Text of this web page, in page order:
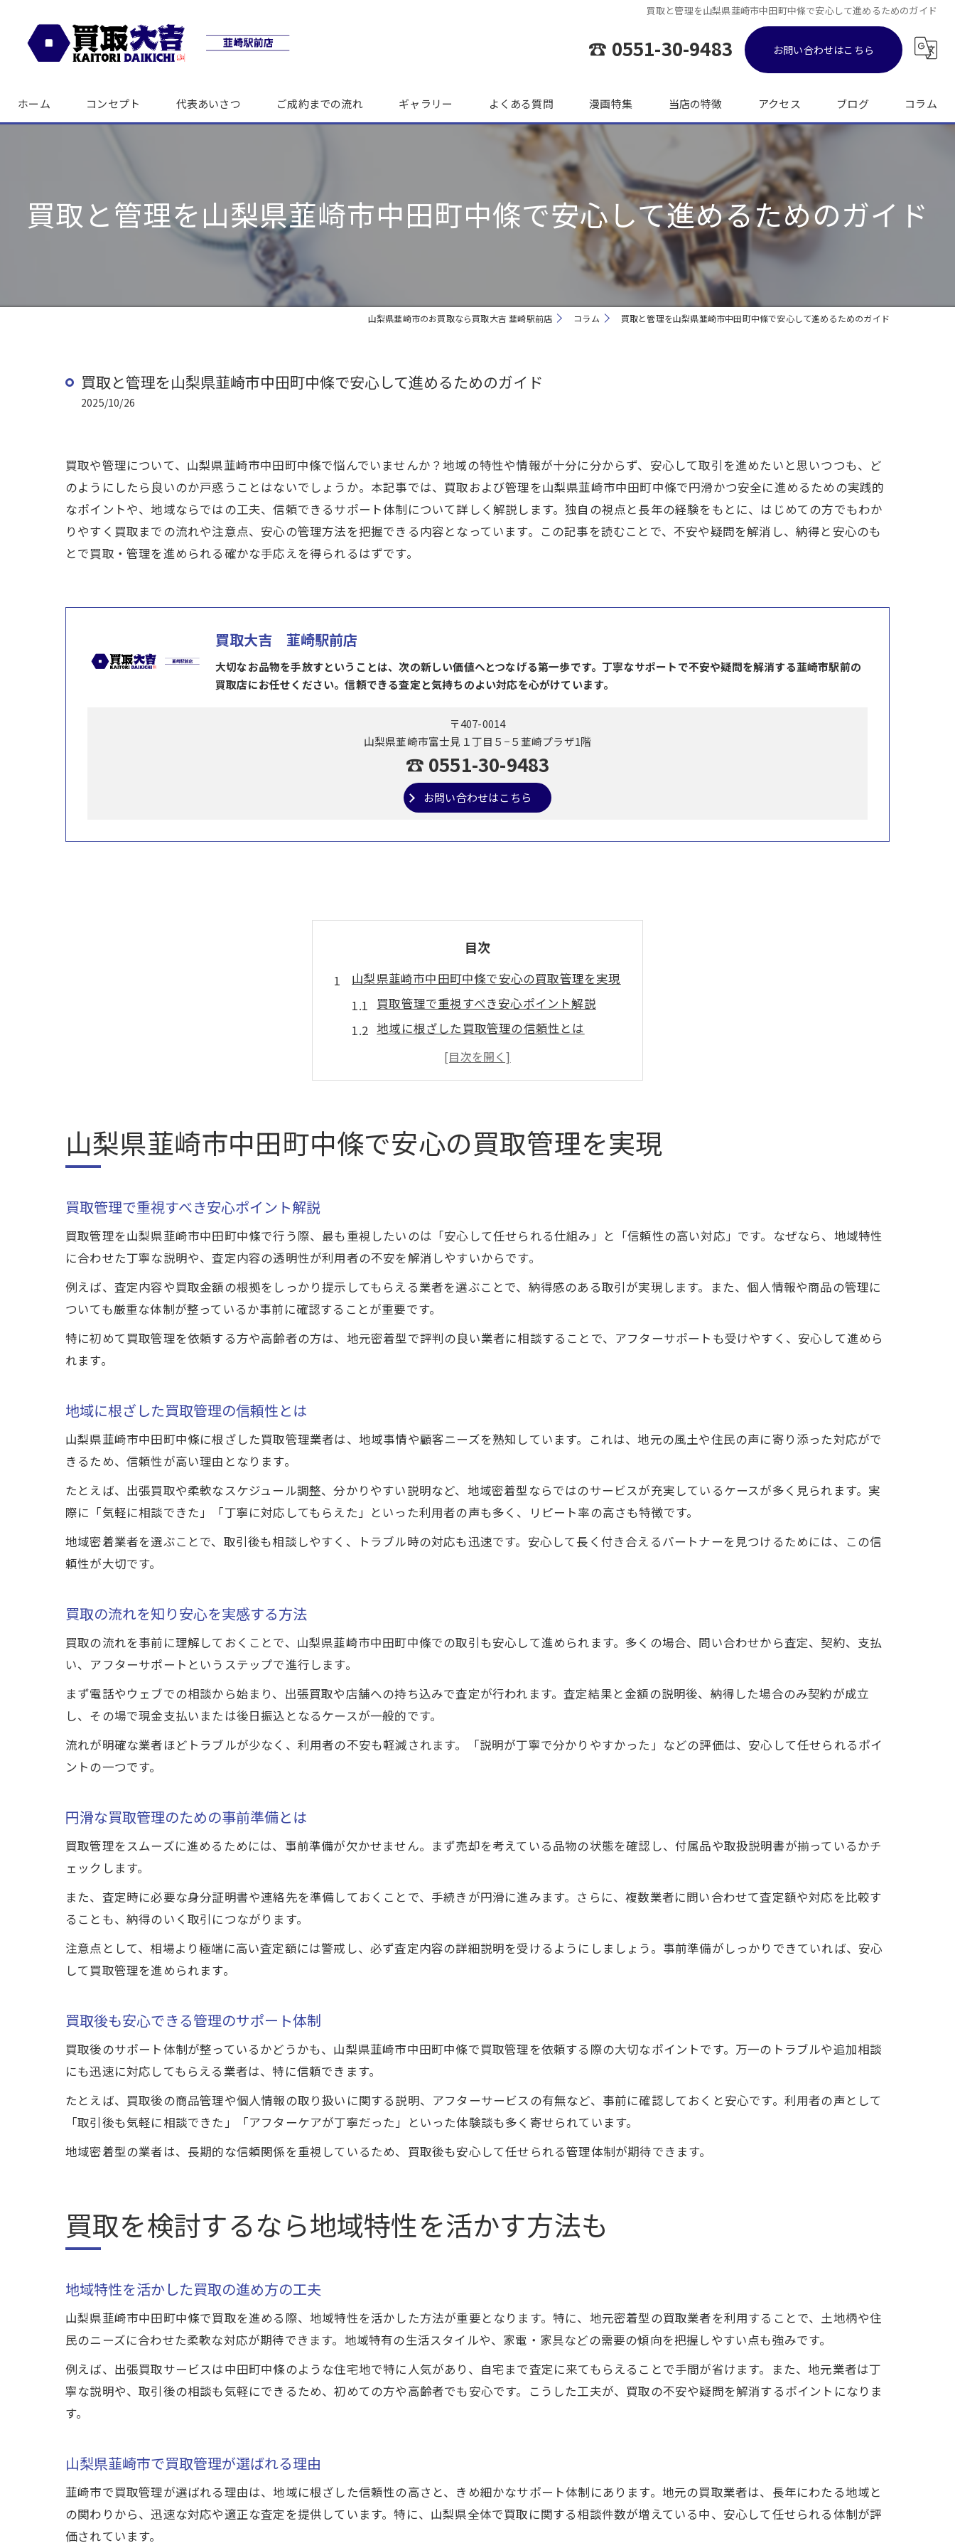
買取と管理を山梨県韮崎市中田町中條で安心して進めるためのガイド
☎ 0551-30-9483 お問い合わせはこちら
ホーム コンセプト 代表あいさつ ご成約までの流れ ギャラリー よくある質問 漫画特集 当店の特徴
ブランド品
バッグ
時計
出張
アクセス ブログ コラム
買取と管理を山梨県韮崎市中田町中條で安心して進めるためのガイド
山梨県韮崎市のお買取なら買取大吉 韮崎駅前店 コラム 買取と管理を山梨県韮崎市中田町中條で安心して進めるためのガイド
買取と管理を山梨県韮崎市中田町中條で安心して進めるためのガイド
2025/10/26
買取や管理について、山梨県韮崎市中田町中條で悩んでいませんか？地域の特性や情報が十分に分からず、安心して取引を進めたいと思いつつも、ど
のようにしたら良いのか戸惑うことはないでしょうか。本記事では、買取および管理を山梨県韮崎市中田町中條で円滑かつ安全に進めるための実践的
なポイントや、地域ならではの工夫、信頼できるサポート体制について詳しく解説します。独自の視点と長年の経験をもとに、はじめての方でもわか
りやすく買取までの流れや注意点、安心の管理方法を把握できる内容となっています。この記事を読むことで、不安や疑問を解消し、納得と安心のも
とで買取・管理を進められる確かな手応えを得られるはずです。
買取大吉 韮崎駅前店
大切なお品物を手放すということは、次の新しい価値へとつなげる第一歩です。丁寧なサポートで不安や疑問を解消する韮崎市駅前の
買取店にお任せください。信頼できる査定と気持ちのよい対応を心がけています。
〒407-0014
山梨県韮崎市富士見１丁目５−５韮崎プラザ1階
☎ 0551-30-9483
お問い合わせはこちら
目次
山梨県韮崎市中田町中條で安心の買取管理を実現
買取管理で重視すべき安心ポイント解説
地域に根ざした買取管理の信頼性とは
買取の流れを知り安心を実感する方法
円滑な買取管理のための事前準備とは
買取を検討するなら地域特性を活かす方法も
地域特性を活かした買取の進め方の工夫
買取管理を円滑にする地域サポート活用
地元ならではの買取管理情報の集め方
買取管理の基礎知識と進行手順を解説
買取管理で不安を抱えないための対策
取引で安心感を得るための買取管理術
安心できる買取の進め方と管理の工夫
相談しやすい買取管理サービスの特徴
安心して買取管理を進めるサポート活用
地域事情を踏まえた納得の管理ポイント解説
地域事情に合った買取管理の工夫と実践
地域独自の管理ポイントをうまく活用
山梨県韮崎市中田町中條で安心の買取管理を実現
買取管理で重視すべき安心ポイント解説
買取管理を山梨県韮崎市中田町中條で行う際、最も重視したいのは「安心して任せられる仕組み」と「信頼性の高い対応」です。なぜなら、地域特性
に合わせた丁寧な説明や、査定内容の透明性が利用者の不安を解消しやすいからです。
例えば、査定内容や買取金額の根拠をしっかり提示してもらえる業者を選ぶことで、納得感のある取引が実現します。また、個人情報や商品の管理に
ついても厳重な体制が整っているか事前に確認することが重要です。
特に初めて買取管理を依頼する方や高齢者の方は、地元密着型で評判の良い業者に相談することで、アフターサポートも受けやすく、安心して進めら
れます。
地域に根ざした買取管理の信頼性とは
山梨県韮崎市中田町中條に根ざした買取管理業者は、地域事情や顧客ニーズを熟知しています。これは、地元の風土や住民の声に寄り添った対応がで
きるため、信頼性が高い理由となります。
たとえば、出張買取や柔軟なスケジュール調整、分かりやすい説明など、地域密着型ならではのサービスが充実しているケースが多く見られます。実
際に「気軽に相談できた」「丁寧に対応してもらえた」といった利用者の声も多く、リピート率の高さも特徴です。
地域密着業者を選ぶことで、取引後も相談しやすく、トラブル時の対応も迅速です。安心して長く付き合えるパートナーを見つけるためには、この信
頼性が大切です。
買取の流れを知り安心を実感する方法
買取の流れを事前に理解しておくことで、山梨県韮崎市中田町中條での取引も安心して進められます。多くの場合、問い合わせから査定、契約、支払
い、アフターサポートというステップで進行します。
まず電話やウェブでの相談から始まり、出張買取や店舗への持ち込みで査定が行われます。査定結果と金額の説明後、納得した場合のみ契約が成立
し、その場で現金支払いまたは後日振込となるケースが一般的です。
流れが明確な業者ほどトラブルが少なく、利用者の不安も軽減されます。「説明が丁寧で分かりやすかった」などの評価は、安心して任せられるポイ
ントの一つです。
円滑な買取管理のための事前準備とは
買取管理をスムーズに進めるためには、事前準備が欠かせません。まず売却を考えている品物の状態を確認し、付属品や取扱説明書が揃っているかチ
ェックします。
また、査定時に必要な身分証明書や連絡先を準備しておくことで、手続きが円滑に進みます。さらに、複数業者に問い合わせて査定額や対応を比較す
ることも、納得のいく取引につながります。
注意点として、相場より極端に高い査定額には警戒し、必ず査定内容の詳細説明を受けるようにしましょう。事前準備がしっかりできていれば、安心
して買取管理を進められます。
買取後も安心できる管理のサポート体制
買取後のサポート体制が整っているかどうかも、山梨県韮崎市中田町中條で買取管理を依頼する際の大切なポイントです。万一のトラブルや追加相談
にも迅速に対応してもらえる業者は、特に信頼できます。
たとえば、買取後の商品管理や個人情報の取り扱いに関する説明、アフターサービスの有無など、事前に確認しておくと安心です。利用者の声として
「取引後も気軽に相談できた」「アフターケアが丁寧だった」といった体験談も多く寄せられています。
地域密着型の業者は、長期的な信頼関係を重視しているため、買取後も安心して任せられる管理体制が期待できます。
買取を検討するなら地域特性を活かす方法も
地域特性を活かした買取の進め方の工夫
山梨県韮崎市中田町中條で買取を進める際、地域特性を活かした方法が重要となります。特に、地元密着型の買取業者を利用することで、土地柄や住
民のニーズに合わせた柔軟な対応が期待できます。地域特有の生活スタイルや、家電・家具などの需要の傾向を把握しやすい点も強みです。
例えば、出張買取サービスは中田町中條のような住宅地で特に人気があり、自宅まで査定に来てもらえることで手間が省けます。また、地元業者は丁
寧な説明や、取引後の相談も気軽にできるため、初めての方や高齢者でも安心です。こうした工夫が、買取の不安や疑問を解消するポイントになりま
す。
山梨県韮崎市で買取管理が選ばれる理由
韮崎市で買取管理が選ばれる理由は、地域に根ざした信頼性の高さと、きめ細かなサポート体制にあります。地元の買取業者は、長年にわたる地域と
の関わりから、迅速な対応や適正な査定を提供しています。特に、山梨県全体で買取に関する相談件数が増えている中、安心して任せられる体制が評
価されています。